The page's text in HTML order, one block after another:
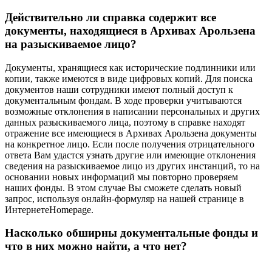
Действительно ли справка содержит все
документы, находящиеся в Архивах Арользена
на разыскиваемое лицо?
Документы, хранящиеся как исторические подлинники или
копии, также имеются в виде цифровых копий. Для поиска
документов наши сотрудники имеют полный доступ к
документальным фондам. В ходе проверки учитываются
возможные отклонения в написании персональных и других
данных разыскиваемого лица, поэтому в справке находят
отражение все имеющиеся в Архивах Арользена документы
на конкретное лицо. Если после получения отрицательного
ответа Вам удастся узнать другие или имеющие отклонения
сведения на разыскиваемое лицо из других инстанций, то на
основании новых информаций мы повторно проверяем
наших фонды. В этом случае Вы сможете сделать новый
запрос, используя онлайн-формуляр на нашей странице в
ИнтернетеHomepage.
Насколько обширны документальные фонды и
что в них можно найти, а что нет?